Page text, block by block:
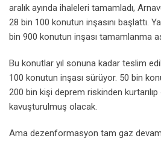
aralık ayında ihaleleri tamamladı,
28 bin 100 konutun inşasını başlattı.
bin 900 konutun inşası tamamlanma
Bu konutlar yıl sonuna kadar teslim
100 konutun inşası sürüyor. 50 bin
200 bin kişi deprem riskinden kurtarılıp
kavuşturulmuş olacak.
Ama dezenformasyon tam gaz